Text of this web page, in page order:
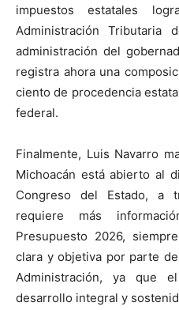
impuestos estatales
Administración Tributaria
administración del
registra ahora una
ciento de procedencia
federal.
Finalmente, Luis Navarro
Michoacán está abierto al
Congreso del Estado, a
requiere más
Presupuesto 2026,
clara y objetiva por parte
Administración, ya que
desarrollo integral y